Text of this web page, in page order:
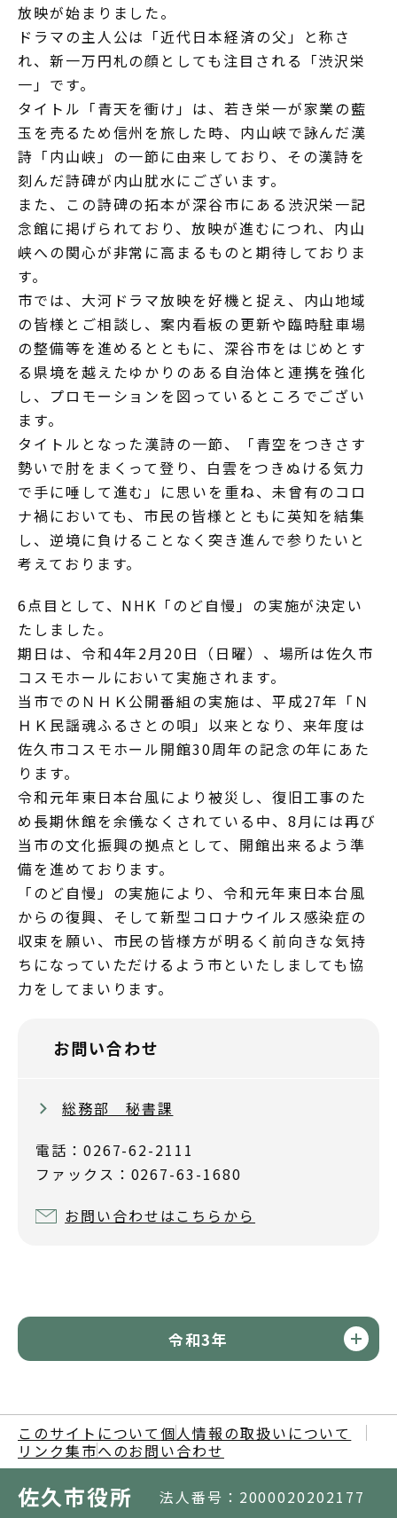
放映が始まりました。
ドラマの主人公は「近代日本経済の父」と称さ
れ、新一万円札の顔としても注目される「渋沢栄
一」です。
タイトル「青天を衝け」は、若き栄一が家業の藍
玉を売るため信州を旅した時、内山峡で詠んだ漢
詩「内山峡」の一節に由来しており、その漢詩を
刻んだ詩碑が内山肬水にございます。
また、この詩碑の拓本が深谷市にある渋沢栄一記
念館に掲げられており、放映が進むにつれ、内山
峡への関心が非常に高まるものと期待しておりま
す。
市では、大河ドラマ放映を好機と捉え、内山地域
の皆様とご相談し、案内看板の更新や臨時駐車場
の整備等を進めるとともに、深谷市をはじめとす
る県境を越えたゆかりのある自治体と連携を強化
し、プロモーションを図っているところでござい
ます。
タイトルとなった漢詩の一節、「青空をつきさす
勢いで肘をまくって登り、白雲をつきぬける気力
で手に唾して進む」に思いを重ね、未曾有のコロ
ナ禍においても、市民の皆様とともに英知を結集
し、逆境に負けることなく突き進んで参りたいと
考えております。
6点目として、NHK「のど自慢」の実施が決定い
たしました。
期日は、令和4年2月20日（日曜）、場所は佐久市
コスモホールにおいて実施されます。
当市でのＮＨＫ公開番組の実施は、平成27年「Ｎ
ＨＫ民謡魂ふるさとの唄」以来となり、来年度は
佐久市コスモホール開館30周年の記念の年にあた
ります。
令和元年東日本台風により被災し、復旧工事のた
め長期休館を余儀なくされている中、8月には再び
当市の文化振興の拠点として、開館出来るよう準
備を進めております。
「のど自慢」の実施により、令和元年東日本台風
からの復興、そして新型コロナウイルス感染症の
収束を願い、市民の皆様方が明るく前向きな気持
ちになっていただけるよう市といたしましても協
力をしてまいります。
お問い合わせ
総務部 秘書課
電話：0267-62-2111
ファックス：0267-63-1680
お問い合わせはこちらから
令和3年
このサイトについて 個人情報の取扱いについて
リンク集市へのお問い合わせ
佐久市役所 法人番号：2000020202177